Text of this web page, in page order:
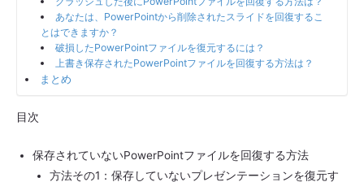
あなたは、PowerPointから削除されたスライドを回復するこ
とはできますか？
破損したPowerPointファイルを復元するには？
上書き保存されたPowerPointファイルを回復する方法は？
まとめ
目次
保存されていないPowerPointファイルを回復する方法
方法その1：保存していないプレゼンテーションを復元す